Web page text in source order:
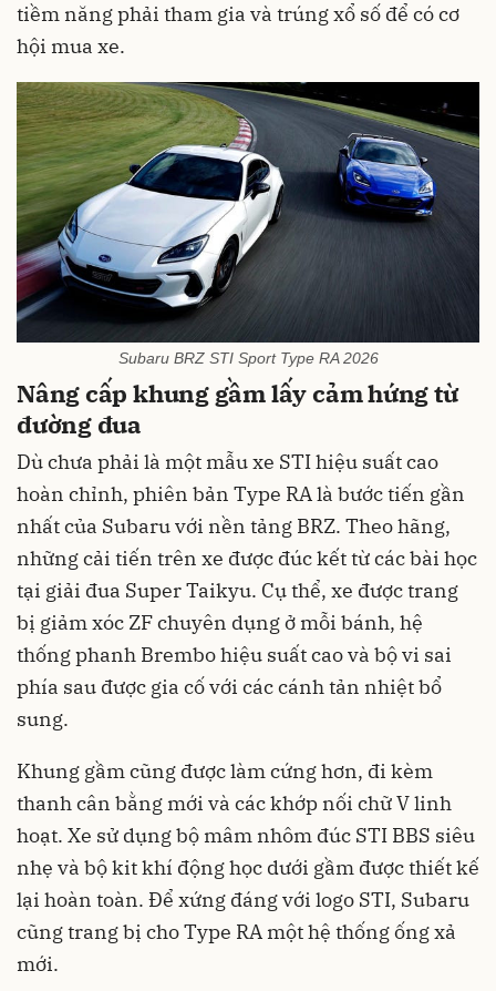
tiềm năng phải tham gia và trúng xổ số để có cơ
hội mua xe.
Subaru BRZ STI Sport Type RA 2026
Nâng cấp khung gầm lấy cảm hứng từ
đường đua
Dù chưa phải là một mẫu xe STI hiệu suất cao
hoàn chỉnh, phiên bản Type RA là bước tiến gần
nhất của Subaru với nền tảng BRZ. Theo hãng,
những cải tiến trên xe được đúc kết từ các bài học
tại giải đua Super Taikyu. Cụ thể, xe được trang
bị giảm xóc ZF chuyên dụng ở mỗi bánh, hệ
thống phanh Brembo hiệu suất cao và bộ vi sai
phía sau được gia cố với các cánh tản nhiệt bổ
sung.
Khung gầm cũng được làm cứng hơn, đi kèm
thanh cân bằng mới và các khớp nối chữ V linh
hoạt. Xe sử dụng bộ mâm nhôm đúc STI BBS siêu
nhẹ và bộ kit khí động học dưới gầm được thiết kế
lại hoàn toàn. Để xứng đáng với logo STI, Subaru
cũng trang bị cho Type RA một hệ thống ống xả
mới.